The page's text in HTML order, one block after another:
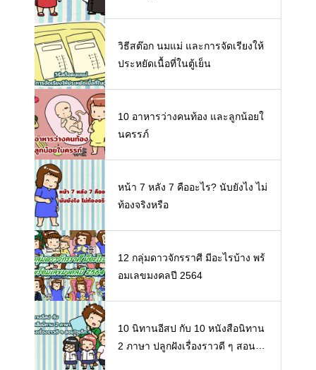
วิธีสต๊อก นมแม่ และการจัดเรียงให้
ประหยัดเนื้อที่ในตู้เย็น
10 อาหารว่างคนท้อง และลูกน้อยใ
นครรภ์
หน้า 7 หลัง 7 คืออะไร? นับยังไง ไม่
ท้องจริงหรือ
12 กลุ่มดาวจักรราศี มีอะไรบ้าง พร้
อมเลขมงคลปี 2564
10 นิทานอีสป กับ 10 หนังสือนิทาน
2 ภาษา ปลูกฝังเรื่องราวดี ๆ สอนใจ